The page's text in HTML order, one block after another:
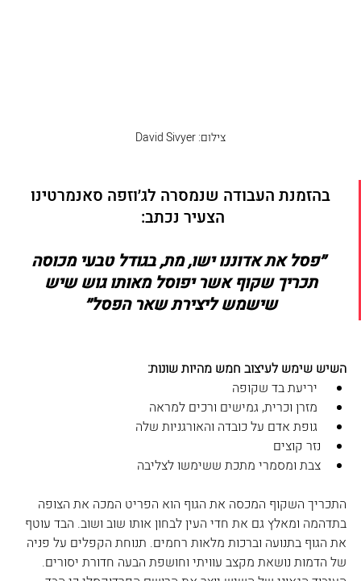
צילום: David Sivyer
בהזמנת העבודה שנמסרה לג׳וזפה סאנמרטינו
הצעיר נכתב:
״פסל את אדוננו ישו, מת, בגודל טבעי מכוסה
תכריך שקוף אשר יפוסל מאותו גוש שיש
שישמש ליצירת שאר הפסל״
השיש שימש לעיצוב חמש מהיות שונות:
נזר קוצים
צבת ומסמרי מתכת ששימשו לצליבה
התכריך השקוף המכסה את הגוף הוא הפריט המכה את הצופה
בתדהמה ומאלץ גם את חדי העין לבחון אותו שוב ושוב. הבד עוטף
את הגוף בתנועה וברכות מלאות רחמים. תנוחת הקפלים על פניה
של הדמות נושאת מקצב עוויתי וחושפת הבעה חדורת יסורים.